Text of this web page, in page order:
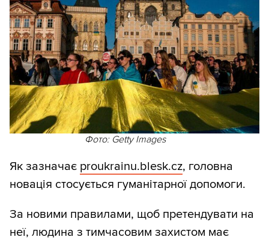
Фото: Getty Images
Як зазначає proukrainu.blesk.cz, головна
новація стосується гуманітарної допомоги.
За новими правилами, щоб претендувати на
неї, людина з тимчасовим захистом має